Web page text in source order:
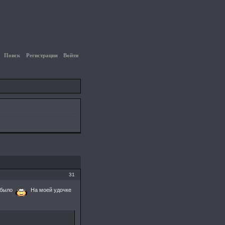
Поиск Регистрация Войти
31
На моей удочке